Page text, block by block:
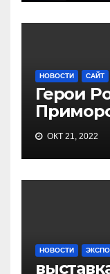
НОВОСТИ САЙТ
Герои
ОКТ 21, 2022
НОВОСТИ